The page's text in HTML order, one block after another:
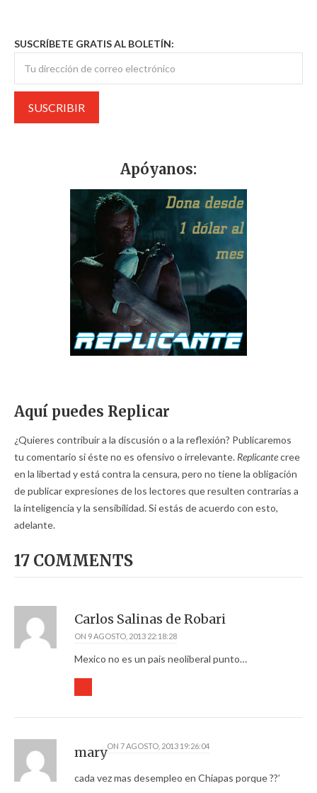
SUSCRÍBETE GRATIS AL BOLETÍN:
Apóyanos:
Aquí puedes Replicar
¿Quieres contribuir a la discusión o a la reflexión? Publicaremos
tu comentario si éste no es ofensivo o irrelevante. Replicantecree
en la libertad y está contra la censura, pero no tiene la obligación
de publicar expresiones de los lectores que resulten contrarias a
la inteligencia y la sensibilidad. Si estás de acuerdo con esto,
adelante.
17 COMMENTS
Carlos Salinas de Robari
ON 9 AGOSTO, 2013 22:18:28
Mexico no es un pais neoliberal punto…
maryON 7 AGOSTO, 2013 19:26:04
cada vez mas desempleo en Chiapas porque ??’